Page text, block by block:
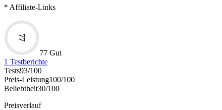
* Affiliate-Links
77
77 Gut
1 Testberichte
Tests93/100
Preis-Leistung100/100
Beliebtheit30/100
Preisverlauf